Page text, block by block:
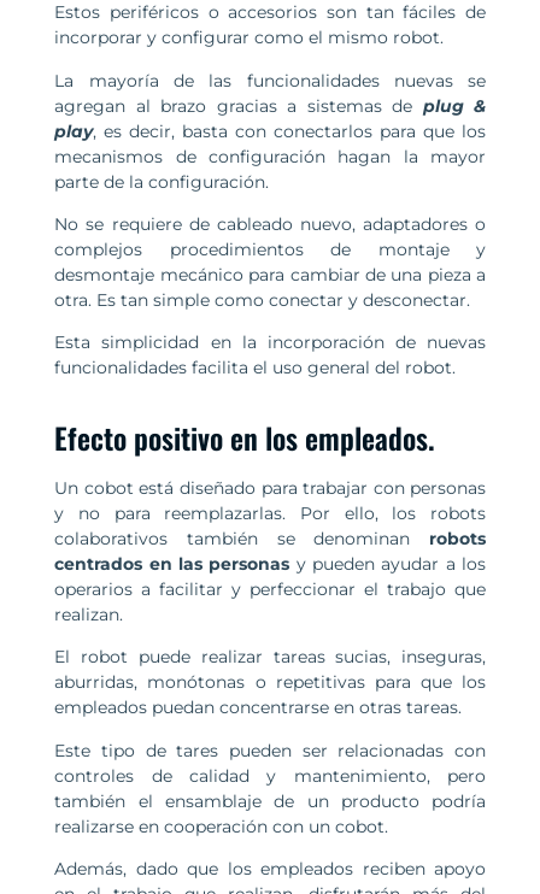
Estos periféricos o accesorios son tan fáciles de
incorporar y configurar como el mismo robot.
La mayoría de las funcionalidades nuevas se
agregan al brazo gracias a sistemas de plug &
play, es decir, basta con conectarlos para que los
mecanismos de configuración hagan la mayor
parte de la configuración.
No se requiere de cableado nuevo, adaptadores o
complejos procedimientos de montaje y
desmontaje mecánico para cambiar de una pieza a
otra. Es tan simple como conectar y desconectar.
Esta simplicidad en la incorporación de nuevas
funcionalidades facilita el uso general del robot.
Efecto positivo en los empleados.
Un cobot está diseñado para trabajar con personas
y no para reemplazarlas. Por ello, los robots
colaborativos también se denominan robots
centrados en las personas y pueden ayudar a los
operarios a facilitar y perfeccionar el trabajo que
realizan.
El robot puede realizar tareas sucias, inseguras,
aburridas, monótonas o repetitivas para que los
empleados puedan concentrarse en otras tareas.
Este tipo de tares pueden ser relacionadas con
controles de calidad y mantenimiento, pero
también el ensamblaje de un producto podría
realizarse en cooperación con un cobot.
Además, dado que los empleados reciben apoyo